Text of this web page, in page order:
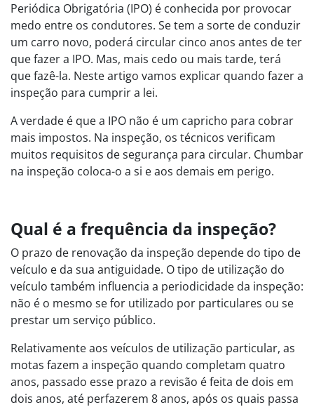
Periódica Obrigatória (IPO) é conhecida por provocar
medo entre os condutores. Se tem a sorte de conduzir
um carro novo, poderá circular cinco anos antes de ter
que fazer a IPO. Mas, mais cedo ou mais tarde, terá
que fazê-la. Neste artigo vamos explicar quando fazer a
inspeção para cumprir a lei.
A verdade é que a IPO não é um capricho para cobrar
mais impostos. Na inspeção, os técnicos verificam
muitos requisitos de segurança para circular. Chumbar
na inspeção coloca-o a si e aos demais em perigo.
Qual é a frequência da inspeção?
O prazo de renovação da inspeção depende do tipo de
veículo e da sua antiguidade. O tipo de utilização do
veículo também influencia a periodicidade da inspeção:
não é o mesmo se for utilizado por particulares ou se
prestar um serviço público.
Relativamente aos veículos de utilização particular, as
motas fazem a inspeção quando completam quatro
anos, passado esse prazo a revisão é feita de dois em
dois anos, até perfazerem 8 anos, após os quais passa